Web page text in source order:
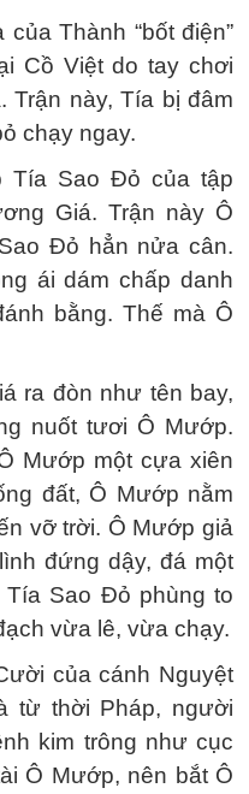
Thành “bốt điện”
Cồ Việt do tay chơi
Trận này, Tía bị đâm
chạy ngay.
Tía Sao Ðỏ của tập
Giá. Trận này Ô
Ðỏ hẳn nửa cân.
ái dám chấp danh
bằng. Thế mà Ô
ra đòn như tên bay,
nuốt tươi Ô Mướp.
Mướp một cựa xiên
đất, Ô Mướp nằm
vỡ trời. Ô Mướp giả
đứng dậy, đá một
Sao Ðỏ phùng to
vừa lê, vừa chạy.
của cánh Nguyệt
từ thời Pháp, người
kim trông như cục
Ô Mướp, nên bắt Ô